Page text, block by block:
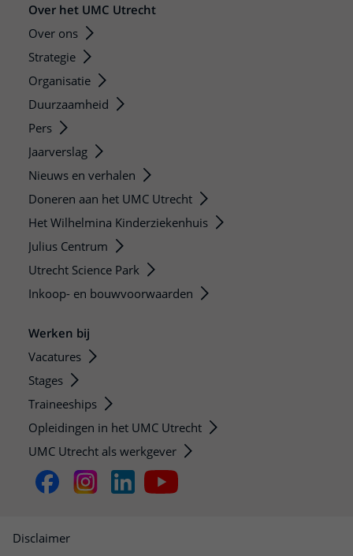
Over het UMC Utrecht
Over ons
Strategie
Organisatie
Duurzaamheid
Pers
Jaarverslag
Nieuws en verhalen
Doneren aan het UMC Utrecht
Het Wilhelmina Kinderziekenhuis
Julius Centrum
Utrecht Science Park
Inkoop- en bouwvoorwaarden
Werken bij
Vacatures
Stages
Traineeships
Opleidingen in het UMC Utrecht
UMC Utrecht als werkgever
Disclaimer